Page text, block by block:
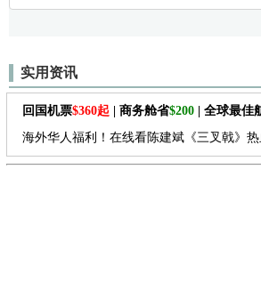
实用资讯
回国机票$360起 | 商务舱省$200 | 全球最佳
海外华人福利！在线看陈建斌《三叉戟》